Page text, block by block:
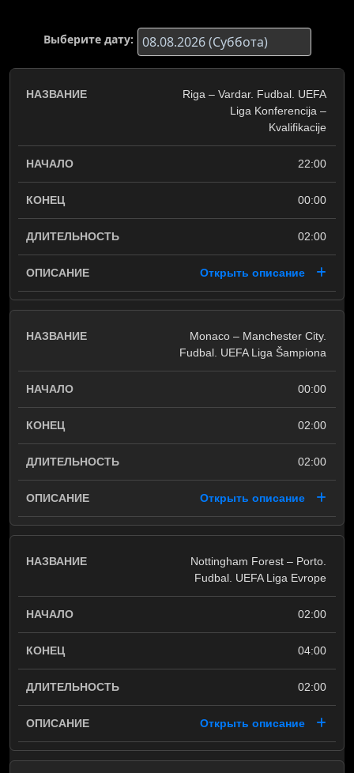
Выберите дату:
Riga – Vardar. Fudbal. UEFA
Liga Konferencija –
Kvalifikacije
22:00
00:00
02:00
Открыть описание
Monaco – Manchester City.
Fudbal. UEFA Liga Šampiona
00:00
02:00
02:00
Открыть описание
Nottingham Forest – Porto.
Fudbal. UEFA Liga Evrope
02:00
04:00
02:00
Открыть описание